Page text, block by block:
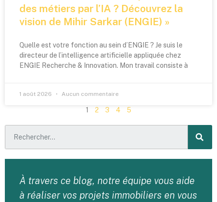
des métiers par l’IA ? Découvrez la
vision de Mihir Sarkar (ENGIE) »
Quelle est votre fonction au sein d’ENGIE ? Je suis le
directeur de l’intelligence artificielle appliquée chez
ENGIE Recherche & Innovation. Mon travail consiste à
1 août 2026 Aucun commentaire
1 2 3 4 5
À travers ce blog, notre équipe vous aide
à réaliser vos projets immobiliers en vous